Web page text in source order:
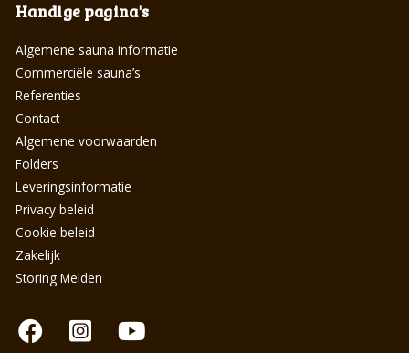
Handige pagina's
Algemene sauna informatie
Commerciële sauna’s
Referenties
Contact
Algemene voorwaarden
Folders
Leveringsinformatie
Privacy beleid
Cookie beleid
Zakelijk
Storing Melden